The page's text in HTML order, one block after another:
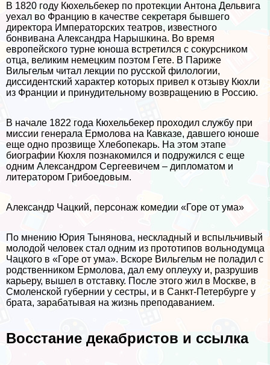
В 1820 году Кюхельбекер по протекции Антона Дельвига
уехал во Францию в качестве секретаря бывшего
директора Императорских театров, известного
бонвивана Александра Нарышкина. Во время
европейского турне юноша встретился с сокурсником
отца, великим немецким поэтом Гете. В Париже
Вильгельм читал лекции по русской филологии,
диссидентский хаpaктер которых привел к отзыву Кюхли
из Франции и принудительному возвращению в Россию.
В начале 1822 года Кюхельбекер проходил службу при
миссии генерала Ермолова на Кавказе, давшего юноше
еще одно прозвище Хлебопекарь. На этом этапе
биографии Кюхля познакомился и подружился с еще
одним Александром Сергеевичем – дипломатом и
литератором Грибоедовым.
Александр Чацкий, персонаж комедии «Горе от ума»
По мнению Юрия Тынянова, нескладный и вспыльчивый
молодой человек стал одним из прототипов вольнодумца
Чацкого в «Горе от ума». Вскоре Вильгельм не поладил с
родственником Ермолова, дал ему оплеуху и, разрушив
карьеру, вышел в отставку. После этого жил в Москве, в
Смоленской губернии у сестры, и в Санкт-Петербурге у
брата, заpaбатывая на жизнь преподаванием.
Восстание декабристов и ссылка